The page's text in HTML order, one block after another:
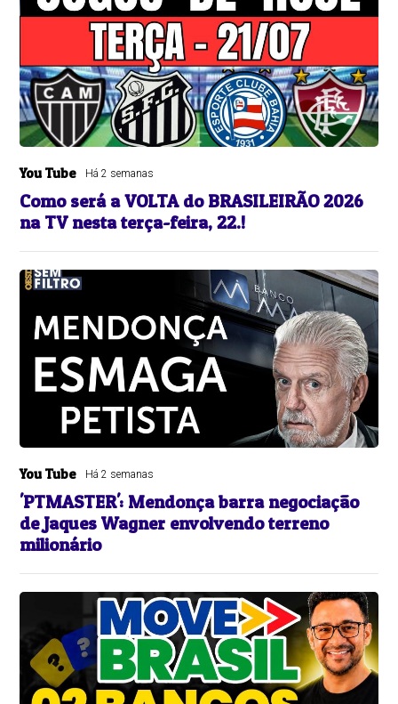
You Tube Há 2 semanas
Como será a VOLTA do BRASILEIRÃO 2026
na TV nesta terça-feira, 22.!
You Tube Há 2 semanas
'PTMASTER': Mendonça barra negociação
de Jaques Wagner envolvendo terreno
milionário